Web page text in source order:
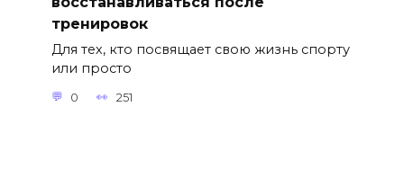
тренировок
Для тех, кто посвящает свою жизнь спорту
или просто
0 251